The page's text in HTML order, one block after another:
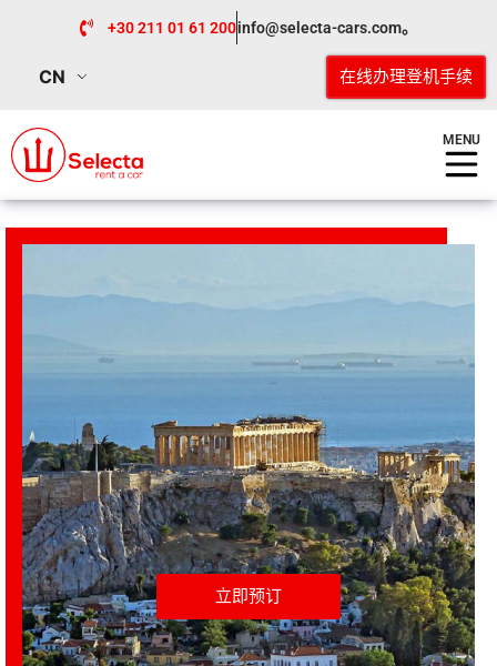
+30 211 01 61 200info@selecta-cars.com。
CN 在线办理登机手续
MENU
立即预订